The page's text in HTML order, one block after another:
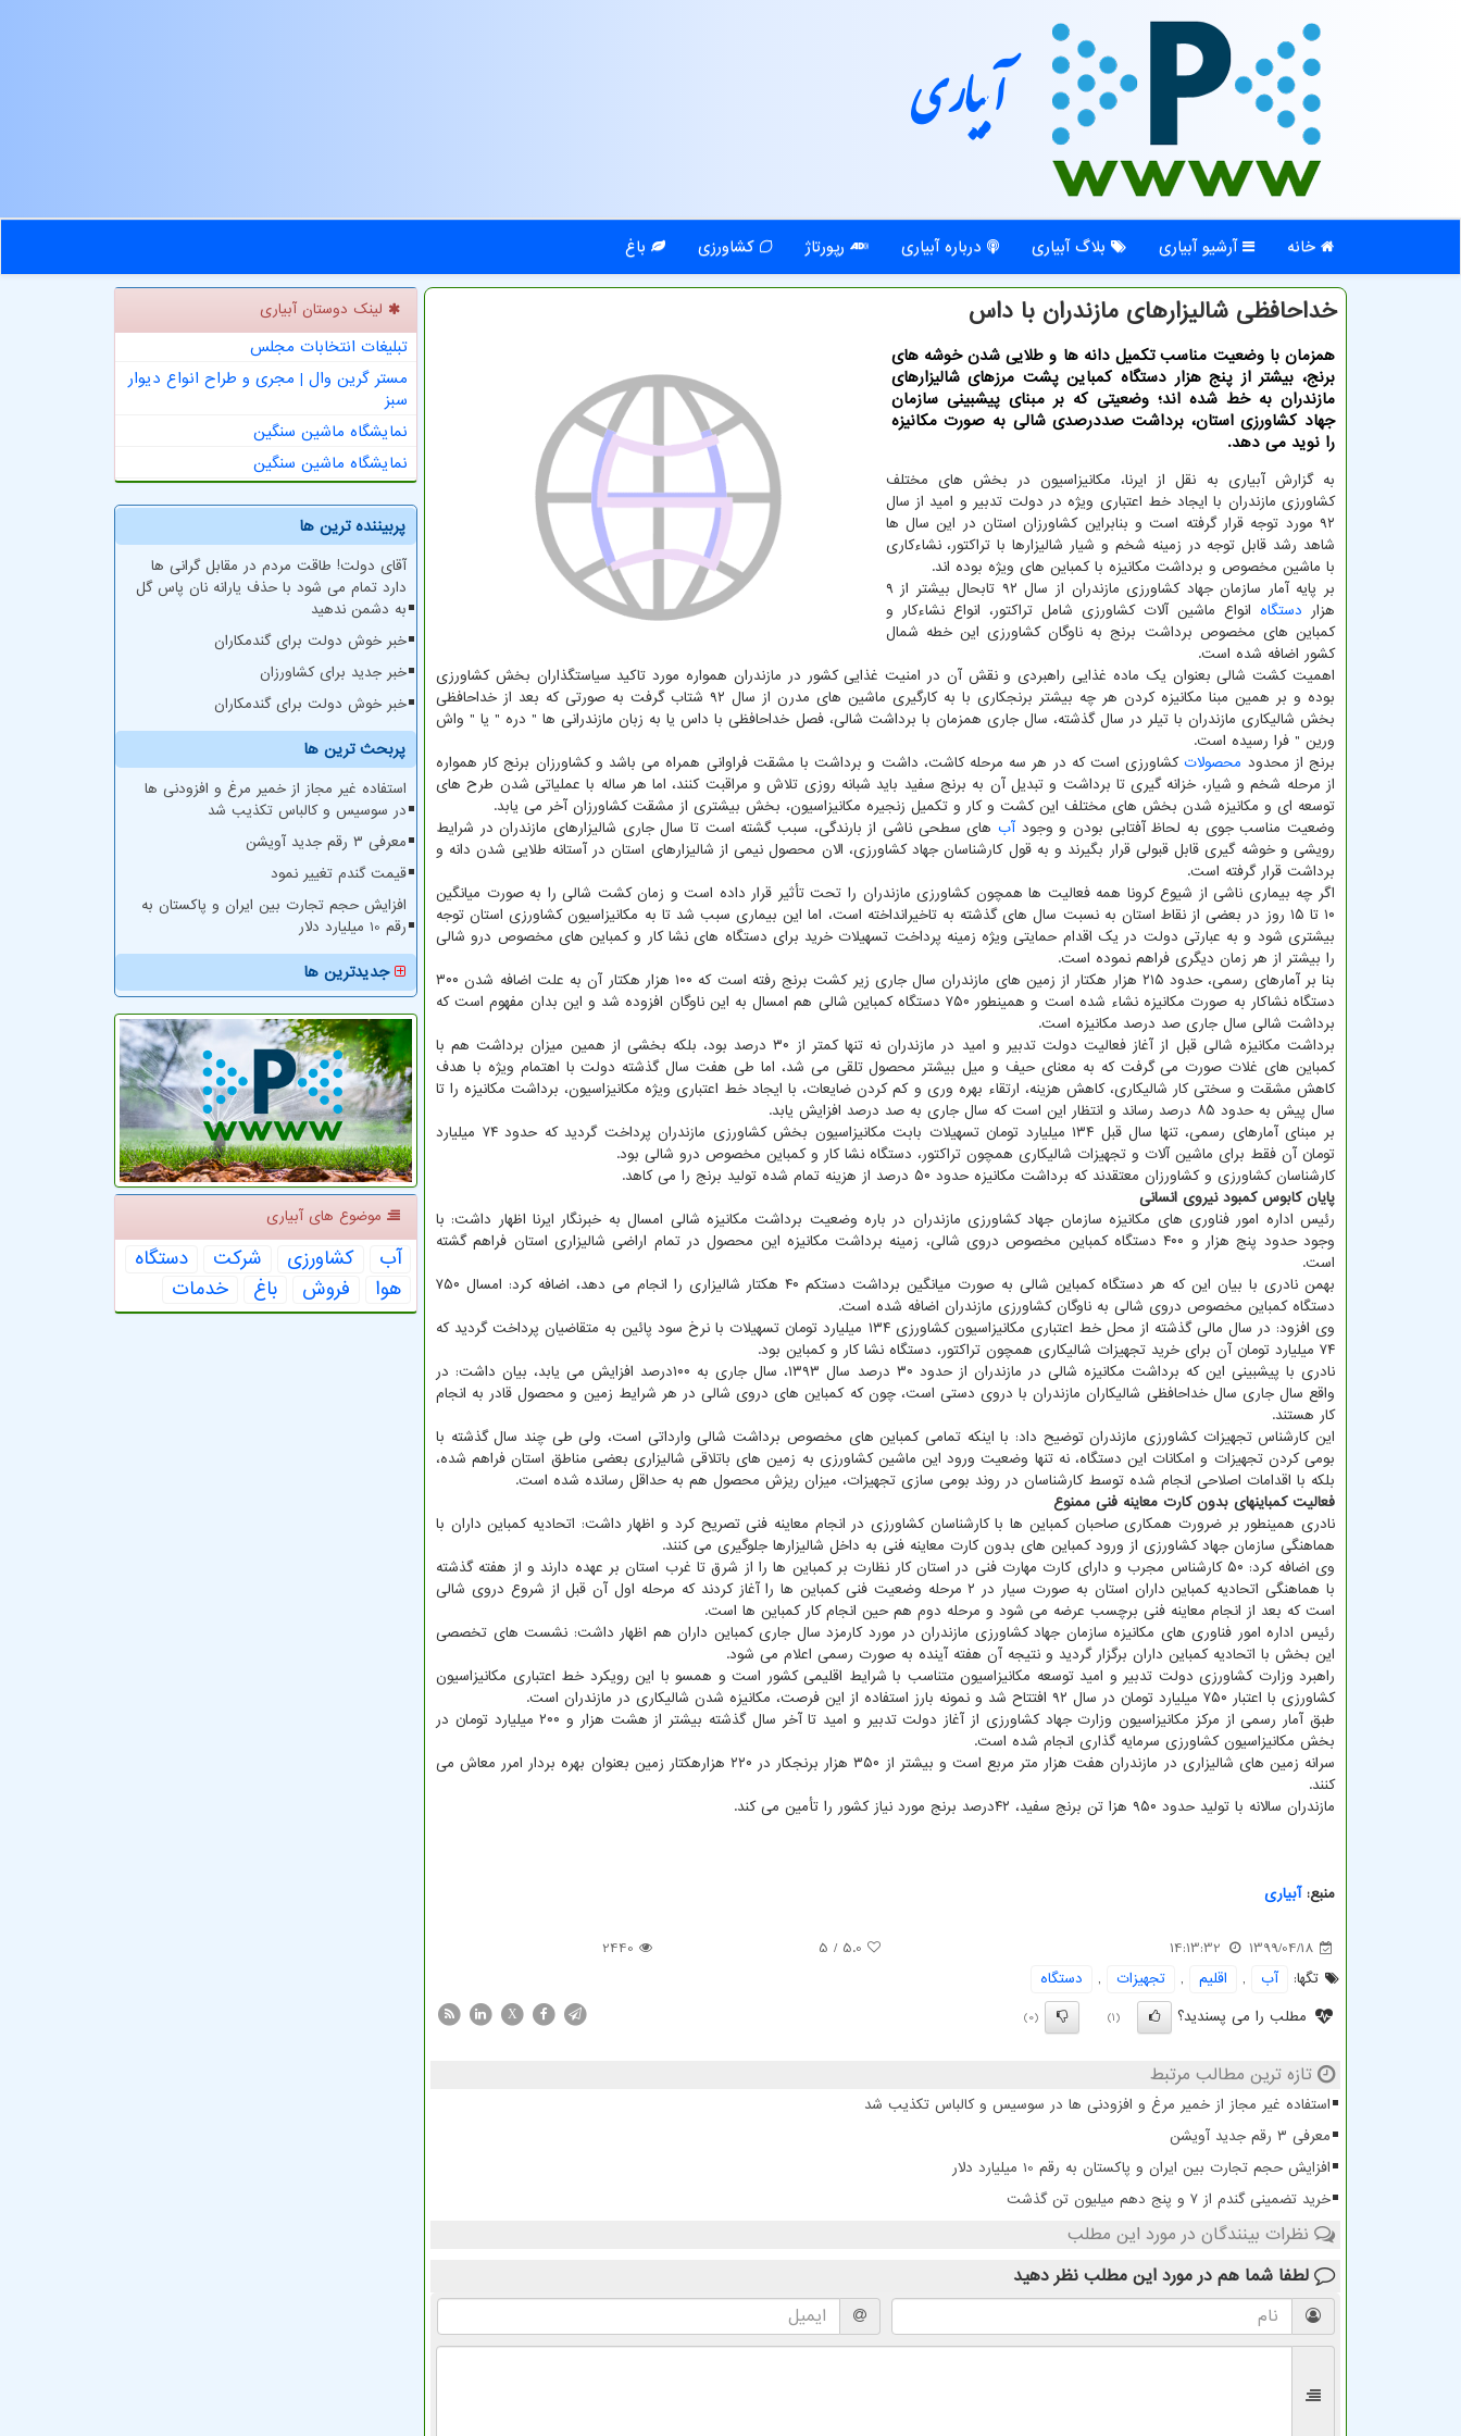
آبیاری
خانه آرشیو آبیاری بلاگ آبیاری درباره آبیاری رپورتاژ کشاورزی باغ
خداحافظی شالیزارهای مازندران با داس
همزمان با وضعیت مناسب تكمیل دانه ها و طلایی شدن خوشه های
برنج، بیشتر از پنج هزار دستگاه كمباین پشت مرزهای شالیزارهای
مازندران به خط شده اند؛ وضعیتی كه بر مبنای پیشبینی سازمان
جهاد كشاورزی استان، برداشت صددرصدی شالی به صورت مكانیزه
را نوید می دهد.
به گزارش آبیاری به نقل از ایرنا، مکانیزاسیون در بخش های مختلف
کشاورزی مازندران با ایجاد خط اعتباری ویژه در دولت تدبیر و امید از سال
۹۲ مورد توجه قرار گرفته است و بنابراین کشاورزان استان در این سال ها
شاهد رشد قابل توجه در زمینه شخم و شیار شالیزارها با تراکتور، نشاءکاری
با ماشین مخصوص و برداشت مکانیزه با کمباین های ویژه بوده اند.
بر پایه آمار سازمان جهاد کشاورزی مازندران از سال ۹۲ تابحال بیشتر از ۹
هزار دستگاه انواع ماشین آلات کشاورزی شامل تراکتور، انواع نشاءکار و
کمباین های مخصوص برداشت برنج به ناوگان کشاورزی این خطه شمال
کشور اضافه شده است.
اهمیت کشت شالی بعنوان یک ماده غذایی راهبردی و نقش آن در امنیت غذایی کشور در مازندران همواره مورد تاکید سیاستگذاران بخش کشاورزی
بوده و بر همین مبنا مکانیزه کردن هر چه بیشتر برنجکاری با به کارگیری ماشین های مدرن از سال ۹۲ شتاب گرفت به صورتی که بعد از خداحافظی
بخش شالیکاری مازندران با تیلر در سال گذشته، سال جاری همزمان با برداشت شالی، فصل خداحافظی با داس یا به زبان مازندرانی ها " دره " یا " واش
ورین " فرا رسیده است.
برنج از محدود محصولات کشاورزی است که در هر سه مرحله کاشت، داشت و برداشت با مشقت فراوانی همراه می باشد و کشاورزان برنج کار همواره
از مرحله شخم و شیار، خزانه گیری تا برداشت و تبدیل آن به برنج سفید باید شبانه روزی تلاش و مراقبت کنند، اما هر ساله با عملیاتی شدن طرح های
توسعه ای و مکانیزه شدن بخش های مختلف این کشت و کار و تکمیل زنجیره مکانیزاسیون، بخش بیشتری از مشقت کشاورزان آخر می یابد.
وضعیت مناسب جوی به لحاظ آفتابی بودن و وجودآب های سطحی ناشی از بارندگی، سبب گشته است تا سال جاری شالیزارهای مازندران در شرایط
رویشی و خوشه گیری قابل قبولی قرار بگیرند و به قول کارشناسان جهاد کشاورزی، الان محصول نیمی از شالیزارهای استان در آستانه طلایی شدن دانه و
برداشت قرار گرفته است.
اگر چه بیماری ناشی از شیوع کرونا همه فعالیت ها همچون کشاورزی مازندران را تحت تأثیر قرار داده است و زمان کشت شالی را به صورت میانگین
۱۰ تا ۱۵ روز در بعضی از نقاط استان به نسبت سال های گذشته به تاخیرانداخته است، اما این بیماری سبب شد تا به مکانیزاسیون کشاورزی استان توجه
بیشتری شود و به عبارتی دولت در یک اقدام حمایتی ویژه زمینه پرداخت تسهیلات خرید برای دستگاه های نشا کار و کمباین های مخصوص درو شالی
را بیشتر از هر زمان دیگری فراهم نموده است.
بنا بر آمارهای رسمی، حدود ۲۱۵ هزار هکتار از زمین های مازندران سال جاری زیر کشت برنج رفته است که ۱۰۰ هزار هکتار آن به علت اضافه شدن ۳۰۰
دستگاه نشاکار به صورت مکانیزه نشاء شده است و همینطور ۷۵۰ دستگاه کمباین شالی هم امسال به این ناوگان افزوده شد و این بدان مفهوم است که
برداشت شالی سال جاری صد درصد مکانیزه است.
برداشت مکانیزه شالی قبل از آغاز فعالیت دولت تدبیر و امید در مازندران نه تنها کمتر از ۳۰ درصد بود، بلکه بخشی از همین میزان برداشت هم با
کمباین های غلات صورت می گرفت که به معنای حیف و میل بیشتر محصول تلقی می شد، اما طی هفت سال گذشته دولت با اهتمام ویژه با هدف
کاهش مشقت و سختی کار شالیکاری، کاهش هزینه، ارتقاء بهره وری و کم کردن ضایعات، با ایجاد خط اعتباری ویژه مکانیزاسیون، برداشت مکانیزه را تا
سال پیش به حدود ۸۵ درصد رساند و انتظار این است که سال جاری به صد درصد افزایش یابد.
بر مبنای آمارهای رسمی، تنها سال قبل ۱۳۴ میلیارد تومان تسهیلات بابت مکانیزاسیون بخش کشاورزی مازندران پرداخت گردید که حدود ۷۴ میلیارد
تومان آن فقط برای ماشین آلات و تجهیزات شالیکاری همچون تراکتور، دستگاه نشا کار و کمباین مخصوص درو شالی بود.
کارشناسان کشاورزی و کشاورزان معتقدند که برداشت مکانیزه حدود ۵۰ درصد از هزینه تمام شده تولید برنج را می کاهد.
پایان کابوس کمبود نیروی انسانی
رئیس اداره امور فناوری های مکانیزه سازمان جهاد کشاورزی مازندران در باره وضعیت برداشت مکانیزه شالی امسال به خبرنگار ایرنا اظهار داشت: با
وجود حدود پنج هزار و ۴۰۰ دستگاه کمباین مخصوص دروی شالی، زمینه برداشت مکانیزه این محصول در تمام اراضی شالیزاری استان فراهم گشته
است.
بهمن نادری با بیان این که هر دستگاه کمباین شالی به صورت میانگین برداشت دستکم ۴۰ هکتار شالیزاری را انجام می دهد، اضافه کرد: امسال ۷۵۰
دستگاه کمباین مخصوص دروی شالی به ناوگان کشاورزی مازندران اضافه شده است.
وی افزود: در سال مالی گذشته از محل خط اعتباری مکانیزاسیون کشاورزی ۱۳۴ میلیارد تومان تسهیلات با نرخ سود پائین به متقاضیان پرداخت گردید که
۷۴ میلیارد تومان آن برای خرید تجهیزات شالیکاری همچون تراکتور، دستگاه نشا کار و کمباین بود.
نادری با پیشبینی این که برداشت مکانیزه شالی در مازندران از حدود ۳۰ درصد سال ۱۳۹۳، سال جاری به ۱۰۰درصد افزایش می یابد، بیان داشت: در
واقع سال جاری سال خداحافظی شالیکاران مازندران با دروی دستی است، چون که کمباین های دروی شالی در هر شرایط زمین و محصول قادر به انجام
کار هستند.
این کارشناس تجهیزات کشاورزی مازندران توضیح داد: با اینکه تمامی کمباین های مخصوص برداشت شالی وارداتی است، ولی طی چند سال گذشته با
بومی کردن تجهیزات و امکانات این دستگاه، نه تنها وضعیت ورود این ماشین کشاورزی به زمین های باتلاقی شالیزاری بعضی مناطق استان فراهم شده،
بلکه با اقدامات اصلاحی انجام شده توسط کارشناسان در روند بومی سازی تجهیزات، میزان ریزش محصول هم به حداقل رسانده شده است.
فعالیت کمباینهای بدون کارت معاینه فنی ممنوع
نادری همینطور بر ضرورت همکاری صاحبان کمباین ها با کارشناسان کشاورزی در انجام معاینه فنی تصریح کرد و اظهار داشت: اتحادیه کمباین داران با
هماهنگی سازمان جهاد کشاورزی از ورود کمباین های بدون کارت معاینه فنی به داخل شالیزارها جلوگیری می کنند.
وی اضافه کرد: ۵۰ کارشناس مجرب و دارای کارت مهارت فنی در استان کار نظارت بر کمباین ها را از شرق تا غرب استان بر عهده دارند و از هفته گذشته
با هماهنگی اتحادیه کمباین داران استان به صورت سیار در ۲ مرحله وضعیت فنی کمباین ها را آغاز کردند که مرحله اول آن قبل از شروع دروی شالی
است که بعد از انجام معاینه فنی برچسب عرضه می شود و مرحله دوم هم حین انجام کار کمباین ها است.
رئیس اداره امور فناوری های مکانیزه سازمان جهاد کشاورزی مازندران در مورد کارمزد سال جاری کمباین داران هم اظهار داشت: نشست های تخصصی
این بخش با اتحادیه کمباین داران برگزار گردید و نتیجه آن هفته آینده به صورت رسمی اعلام می شود.
راهبرد وزارت کشاورزی دولت تدبیر و امید توسعه مکانیزاسیون متناسب با شرایط اقلیمی کشور است و همسو با این رویکرد خط اعتباری مکانیزاسیون
کشاورزی با اعتبار ۷۵۰ میلیارد تومان در سال ۹۲ افتتاح شد و نمونه بارز استفاده از این فرصت، مکانیزه شدن شالیکاری در مازندران است.
طبق آمار رسمی از مرکز مکانیزاسیون وزارت جهاد کشاورزی از آغاز دولت تدبیر و امید تا آخر سال گذشته بیشتر از هشت هزار و ۲۰۰ میلیارد تومان در
بخش مکانیزاسیون کشاورزی سرمایه گذاری انجام شده است.
سرانه زمین های شالیزاری در مازندران هفت هزار متر مربع است و بیشتر از ۳۵۰ هزار برنجکار در ۲۲۰ هزارهکتار زمین بعنوان بهره بردار امرر معاش می
کنند.
مازندران سالانه با تولید حدود ۹۵۰ هزا تن برنج سفید، ۴۲درصد برنج مورد نیاز کشور را تأمین می کند.
منبع:آبیاری
1399/04/18
14:13:32
5.0
/ 5
2440
تگها:
آب , اقلیم , تجهیزات ,
دستگاه
مطلب را می پسندید؟
(1)
(0)
X
تازه ترین مطالب مرتبط
استفاده غیر مجاز از خمیر مرغ و افزودنی ها در سوسیس و کالباس تکذیب شد
معرفی ۳ رقم جدید آویشن
افزایش حجم تجارت بین ایران و پاکستان به رقم 10 میلیارد دلار
خرید تضمینی گندم از ۷ و پنج دهم میلیون تن گذشت
نظرات بینندگان در مورد این مطلب
لطفا شما هم در مورد این مطلب نظر دهید
لینک دوستان آبیاری
تبلیغات انتخابات مجلس
مستر گرین وال | مجری و طراح انواع دیوار
سبز
نمایشگاه ماشین سنگین
نمایشگاه ماشین سنگین
پربیننده ترین ها
آقای دولت! طاقت مردم در مقابل گرانی ها
دارد تمام می شود با حذف یارانه نان پاس گل
به دشمن ندهید
خبر خوش دولت برای گندمکاران
خبر جدید برای کشاورزان
خبر خوش دولت برای گندمکاران
پربحث ترین ها
استفاده غیر مجاز از خمیر مرغ و افزودنی ها
در سوسیس و کالباس تکذیب شد
معرفی ۳ رقم جدید آویشن
قیمت گندم تغییر نمود
افزایش حجم تجارت بین ایران و پاکستان به
رقم 10 میلیارد دلار
جدیدترین ها
موضوع های آبیاری
آب كشاورزی شركت
دستگاه
هوا
فروش باغ خدمات